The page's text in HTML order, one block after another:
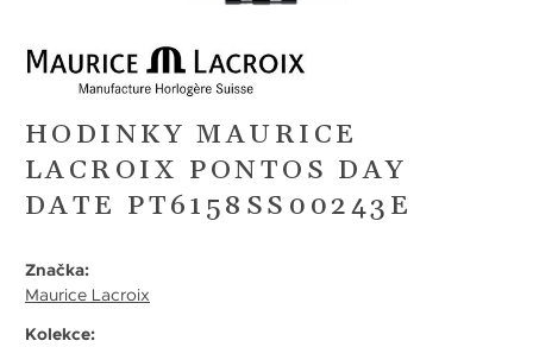
HODINKY MAURICE
LACROIX PONTOS DAY
DATE PT6158SS00243E
Značka:
Maurice Lacroix
Kolekce: